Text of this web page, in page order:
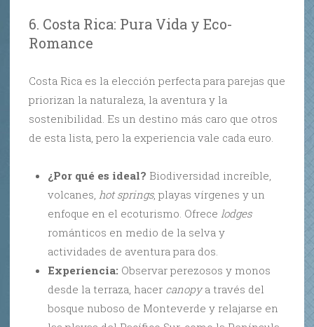
6. Costa Rica: Pura Vida y Eco-
Romance
Costa Rica es la elección perfecta para parejas que
priorizan la naturaleza, la aventura y la
sostenibilidad. Es un destino más caro que otros
de esta lista, pero la experiencia vale cada euro.
¿Por qué es ideal? Biodiversidad increíble,
volcanes, hot springs, playas vírgenes y un
enfoque en el ecoturismo. Ofrece lodges
románticos en medio de la selva y
actividades de aventura para dos.
Experiencia: Observar perezosos y monos
desde la terraza, hacer canopya través del
bosque nuboso de Monteverde y relajarse en